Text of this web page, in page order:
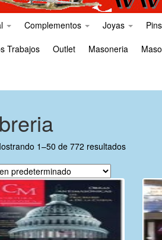
Complementos Joyas
Pins
Trabajos
Outlet Masoneria
1–50 de 772 resultados